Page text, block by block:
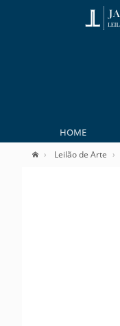
HOME
Leilão de Arte